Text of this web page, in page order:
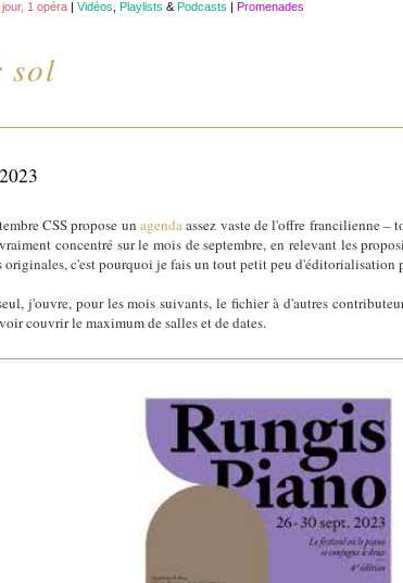
sol
jour, 1 opéra | Vidéos Playlists & Podcasts | Promenades
CSS propose unagendaassez vaste de l'offre francilienne –
concentré sur le mois de septembre, en relevant les
originales, c'est pourquoi je fais un tout petit peu d'éditorialisation
j'ouvre, pour les mois suivants, le fichier à d'autres
couvrir le maximum de salles et de dates.